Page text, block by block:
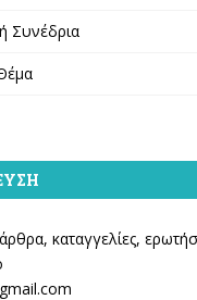
Συνέδρια
καταγγελίες,